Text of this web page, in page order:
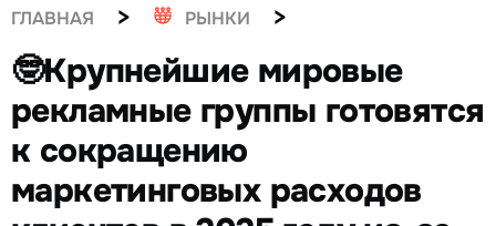
ГЛАВНАЯ > РЫНКИ >
🤓Крупнейшие мировые
рекламные группы готовятся
к сокращению
маркетинговых расходов